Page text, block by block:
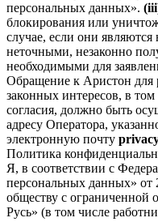
персональных данных».
блокирования или
случае, если они
неточными, незаконно
необходимыми для
Обращение к Аристон для
законных интересов, в
согласия, должно быть
адресу Оператора,
электронную почту
Политика
Я, в соответствии с
персональных данных» от
обществу с ограниченной
Русь» (в том числе